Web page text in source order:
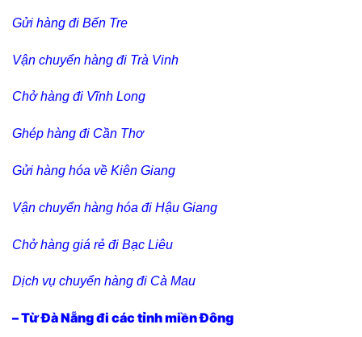
Gửi hàng đi Bến Tre
Vận chuyển hàng đi Trà Vinh
Chở hàng đi Vĩnh Long
Ghép hàng đi Cần Thơ
Gửi hàng hóa về Kiên Giang
Vận chuyển hàng hóa đi Hậu Giang
Chở hàng giá rẻ đi Bạc Liêu
Dịch vụ chuyển hàng đi Cà Mau
– Từ Đà Nẵng đi các tỉnh miền Đông